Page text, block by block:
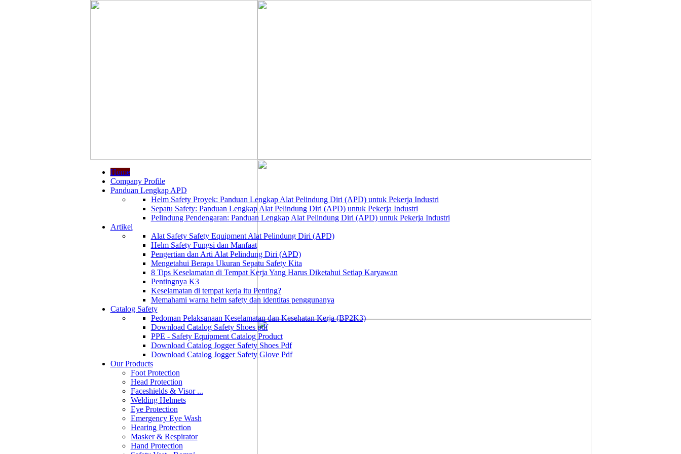
Home
Company Profile
Panduan Lengkap APD
Helm Safety Proyek: Panduan Lengkap Alat Pelindung Diri (APD) untuk Pekerja Industri
Sepatu Safety: Panduan Lengkap Alat Pelindung Diri (APD) untuk Pekerja Industri
Pelindung Pendengaran: Panduan Lengkap Alat Pelindung Diri (APD) untuk Pekerja Industri
Artikel
Alat Safety Safety Equipment Alat Pelindung Diri (APD)
Helm Safety Fungsi dan Manfaat
Pengertian dan Arti Alat Pelindung Diri (APD)
Mengetahui Berapa Ukuran Sepatu Safety Kita
8 Tips Keselamatan di Tempat Kerja Yang Harus Diketahui Setiap Karyawan
Pentingnya K3
Keselamatan di tempat kerja itu Penting?
Memahami warna helm safety dan identitas penggunanya
Catalog Safety
Pedoman Pelaksanaan Keselamatan dan Kesehatan Kerja (BP2K3)
Download Catalog Safety Shoes pdf
PPE - Safety Equipment Catalog Product
Download Catalog Jogger Safety Shoes Pdf
Download Catalog Jogger Safety Glove Pdf
Our Products
Foot Protection
Head Protection
Faceshields & Visor ...
Welding Helmets
Eye Protection
Emergency Eye Wash
Hearing Protection
Masker & Respirator
Hand Protection